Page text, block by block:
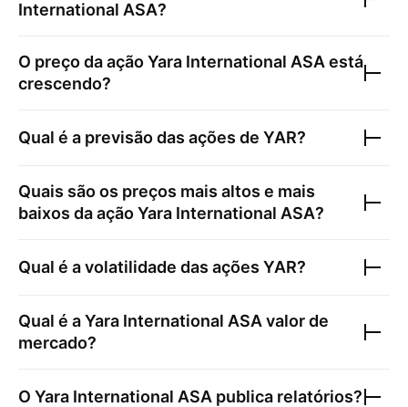
International ASA?
O preço da açãoYara International ASA está
crescendo?
Qual é a previsão das ações de YAR?
Quais são os preços mais altos e mais
baixos da açãoYara International ASA?
Qual é a volatilidade das ações YAR?
Qual é aYara International ASA valor de
mercado?
O Yara International ASA publica relatórios?